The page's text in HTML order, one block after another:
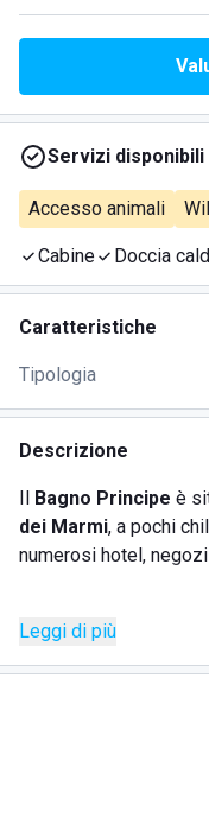
Servizi disponibili
Accesso animali
Cabine Doccia
Caratteristiche
Tipologia
Descrizione
Il Bagno Principe è
dei Marmi, a pochi
numerosi hotel,
una vacanza con tutti i
affittare, giornalmente
Leggi di più